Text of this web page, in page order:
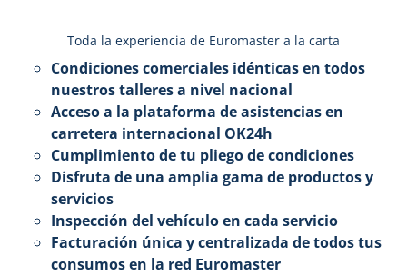
Toda la experiencia de Euromaster a la carta
Condiciones comerciales idénticas en todos
nuestros talleres a nivel nacional
Acceso a la plataforma de asistencias en
carretera internacional OK24h
Cumplimiento de tu pliego de condiciones
Disfruta de una amplia gama de productos y
servicios
Inspección del vehículo en cada servicio
Facturación única y centralizada de todos tus
consumos en la red Euromaster